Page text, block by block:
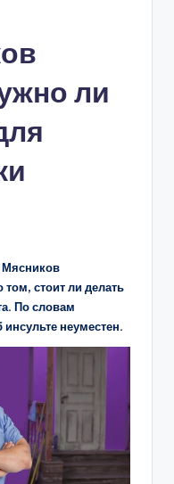
ли
Мясников
стоит ли делать
По словам
неуместен.